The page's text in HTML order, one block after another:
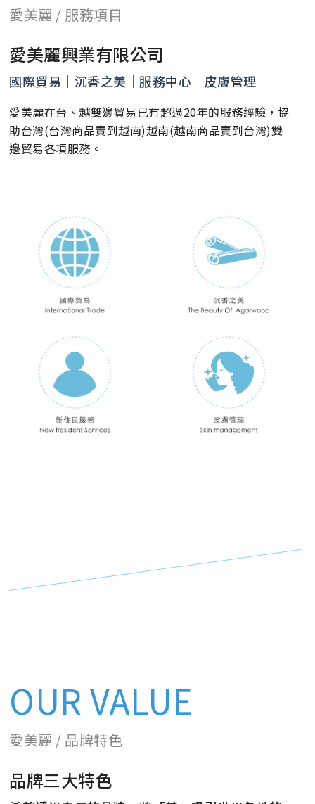
愛美麗 / 服務項目
愛美麗興業有限公司
國際貿易｜沉香之美｜服務中心｜皮膚管理
愛美麗在台、越雙邊貿易已有超過20年的服務經驗，協
助台灣(台灣商品賣到越南)越南(越南商品賣到台灣)雙
邊貿易各項服務。
OUR VALUE
愛美麗 / 品牌特色
品牌三大特色